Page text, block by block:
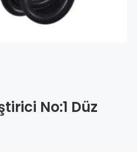
No:1 Düz